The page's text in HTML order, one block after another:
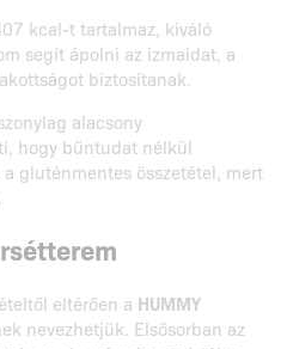
kcal-t tartalmaz, kiváló
segít ápolni az izmaidat, a
biztosítanak.
alacsony
hogy bűntudat nélkül
gluténmentes összetétel, mert
eltérően a HUMMY
nevezhetjük. Elsősorban az